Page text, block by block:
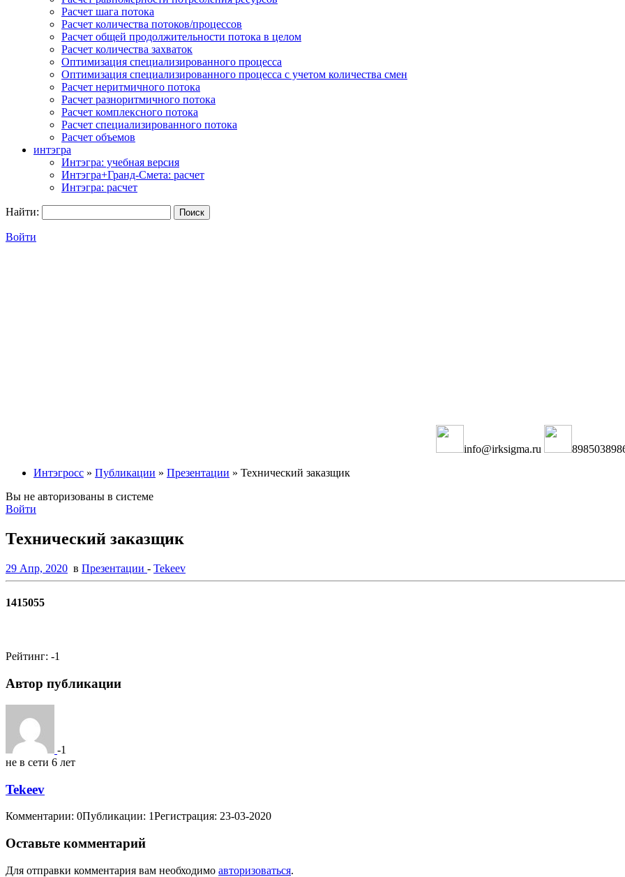
Расчет шага потока
Расчет количества потоков/процессов
Расчет общей продолжительности потока в целом
Расчет количества захваток
Оптимизация специализированного процесса
Оптимизация специализированного процесса с учетом количества смен
Расчет неритмичного потока
Расчет разноритмичного потока
Расчет комплексного потока
Расчет специализированного потока
Расчет объемов
интэгра
Интэгра: учебная версия
Интэгра+Гранд-Смета: расчет
Интэгра: расчет
Найти:
Войти
info@irksigma.ru
Интэгросс » Публикации » Презентации » Технический заказщик
Вы не авторизованы в системе
Войти
Технический заказщик
29 Апр, 2020 в Презентации - Tekeev
1415055
Рейтинг: -1
Автор публикации
-1
не в сети 6 лет
Tekeev
Комментарии: 0Публикации: 1Регистрация: 23-03-2020
Оставьте комментарий
Для отправки комментария вам необходимо авторизоваться.